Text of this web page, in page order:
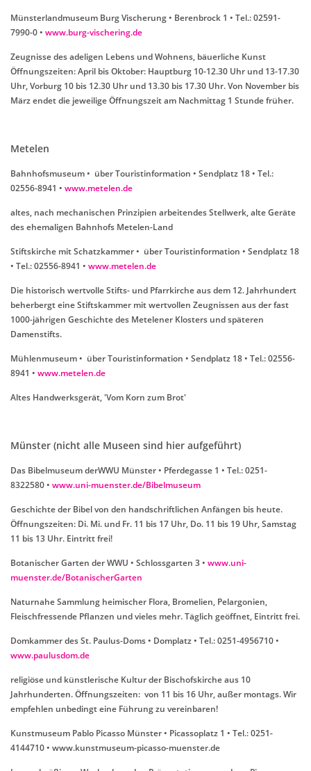
Münsterlandmuseum Burg Vischerung • Berenbrock 1 • Tel.: 02591-
7990-0 • www.burg-vischering.de
Zeugnisse des adeligen Lebens und Wohnens, bäuerliche Kunst
Öffnungszeiten: April bis Oktober: Hauptburg 10-12.30 Uhr und 13-17.30
Uhr, Vorburg 10 bis 12.30 Uhr und 13.30 bis 17.30 Uhr. Von November bis
März endet die jeweilige Öffnungszeit am Nachmittag 1 Stunde früher.
Metelen
Bahnhofsmuseum • über Touristinformation • Sendplatz 18 • Tel.:
02556-8941 • www.metelen.de
altes, nach mechanischen Prinzipien arbeitendes Stellwerk, alte Geräte
des ehemaligen Bahnhofs Metelen-Land
Stiftskirche mit Schatzkammer • über Touristinformation • Sendplatz 18
• Tel.: 02556-8941 • www.metelen.de
Die historisch wertvolle Stifts- und Pfarrkirche aus dem 12. Jahrhundert
beherbergt eine Stiftskammer mit wertvollen Zeugnissen aus der fast
1000-jährigen Geschichte des Metelener Klosters und späteren
Damenstifts.
Mühlenmuseum • über Touristinformation • Sendplatz 18 • Tel.: 02556-
8941 • www.metelen.de
Altes Handwerksgerät, 'Vom Korn zum Brot'
Münster (nicht alle Museen sind hier aufgeführt)
Das Bibelmuseum derWWU Münster • Pferdegasse 1 • Tel.: 0251-
8322580 • www.uni-muenster.de/Bibelmuseum
Geschichte der Bibel von den handschriftlichen Anfängen bis heute.
Öffnungszeiten: Di. Mi. und Fr. 11 bis 17 Uhr, Do. 11 bis 19 Uhr, Samstag
11 bis 13 Uhr. Eintritt frei!
Botanischer Garten der WWU • Schlossgarten 3 • www.uni-
muenster.de/BotanischerGarten
Naturnahe Sammlung heimischer Flora, Bromelien, Pelargonien,
Fleischfressende Pflanzen und vieles mehr. Täglich geöffnet, Eintritt frei.
Domkammer des St. Paulus-Doms • Domplatz • Tel.: 0251-4956710 •
www.paulusdom.de
religiöse und künstlerische Kultur der Bischofskirche aus 10
Jahrhunderten. Öffnungszeiten: von 11 bis 16 Uhr, außer montags. Wir
empfehlen unbedingt eine Führung zu vereinbaren!
Kunstmuseum Pablo Picasso Münster • Picassoplatz 1 • Tel.: 0251-
4144710 • www.kunstmuseum-picasso-muenster.de